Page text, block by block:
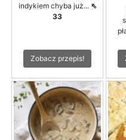
indykiem chyba już... ⇖
33
Zobacz przepis!